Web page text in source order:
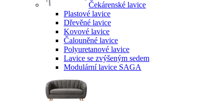
Čekárenské lavice
Plastové lavice
Dřevěné lavice
Kovové lavice
Čalouněné lavice
Polyuretanové lavice
Lavice se zvýšeným sedem
Modulární lavice SAGA